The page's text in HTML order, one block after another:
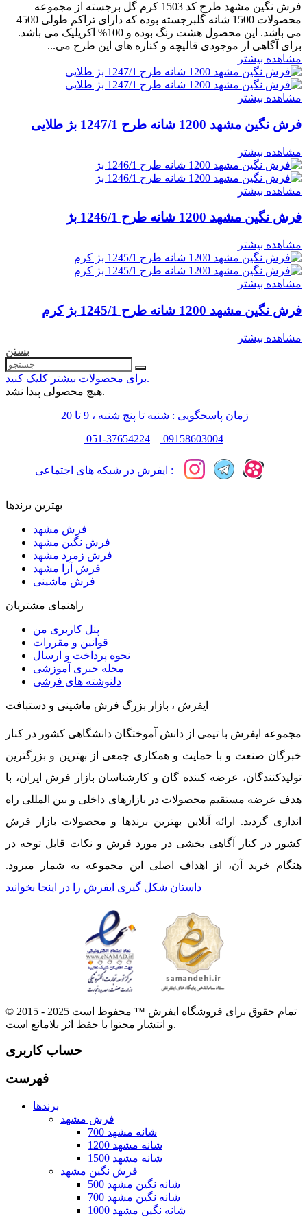
فرش نگین مشهد طرح کد 1503 کرم گل برجسته از مجموعه
محصولات 1500 شانه گلبرجسته بوده که دارای تراکم طولی 4500
می باشد. این محصول هشت رنگ بوده و 100% اکریلیک می باشد.
برای آگاهی از موجودی قالیچه و کناره های این طرح می...
مشاهده بیشتر
مشاهده بیشتر
فرش نگین مشهد 1200 شانه طرح 1247/1 بژ طلایی
مشاهده بیشتر
مشاهده بیشتر
فرش نگین مشهد 1200 شانه طرح 1246/1 بژ
مشاهده بیشتر
مشاهده بیشتر
فرش نگین مشهد 1200 شانه طرح 1245/1 بژ کرم
مشاهده بیشتر
بستن
برای محصولات بیشتر کلیک کنید.
هیچ محصولی پیدا نشد.
زمان پاسخگویی : شنبه تا پنج شنبه ، 9 تا 20
051-37654224 | 09158603004
ایفرش در شبکه های اجتماعی :
بهترین برندها
فرش مشهد
فرش نگین مشهد
فرش زمرد مشهد
فرش آرا مشهد
فرش ماشینی
راهنمای مشتریان
پنل کاربری من
قوانین و مقررات
نحوه پرداخت و ارسال
مجله خبری آموزشی
دلنوشته های فرشی
ایفرش ، بازار بزرگ فرش ماشینی و دستبافت
مجموعه ایفرش با تیمی از دانش آموختگان دانشگاهی کشور در کنار
خبرگان صنعت و با حمایت و همکاری جمعی از بهترین و بزرگترین
تولیدکنندگان، عرضه کننده گان و کارشناسان بازار فرش ایران، با
هدف عرضه مستقیم محصولات در بازارهای داخلی و بین المللی راه
اندازی گردید. ارائه آنلاین بهترین برندها و محصولات بازار فرش
کشور در کنار آگاهی بخشی در مورد فرش و نکات قابل توجه در
هنگام خرید آن، از اهداف اصلی این مجموعه به شمار میرود.
داستان شکل گیری ایفرش را در اینجا بخوانید
© 2015 - 2025 تمام حقوق برای فروشگاه ایفرش ™ محفوظ است
و انتشار محتوا با حفظ اثر بلامانع است.
حساب کاربری
فهرست
برندها
فرش مشهد
700 شانه مشهد
1200 شانه مشهد
1500 شانه مشهد
فرش نگین مشهد
500 شانه نگین مشهد
700 شانه نگین مشهد
1000 شانه نگین مشهد